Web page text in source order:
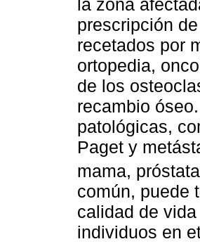
la zona
prescripción
recetados por
ortopedia,
de los
recambio
patológicas,
Paget y
mama,
común, puede
calidad de
individuos en